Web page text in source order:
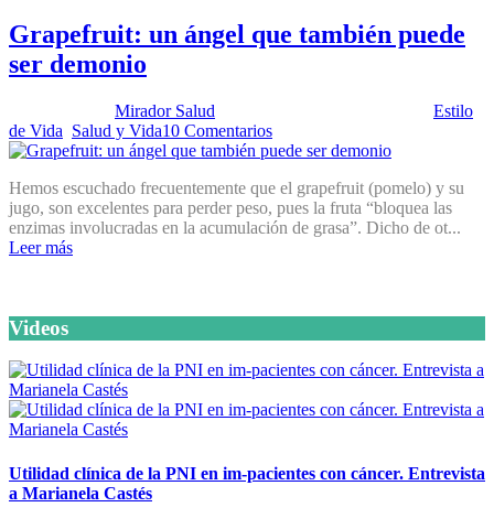
Grapefruit: un ángel que también puede
ser demonio
Mirador Salud
Estilo
de Vida Salud y Vida10 Comentarios
Hemos escuchado frecuentemente que el grapefruit (pomelo) y su
jugo, son excelentes para perder peso, pues la fruta “bloquea las
enzimas involucradas en la acumulación de grasa”. Dicho de ot...
Leer más
Videos
Utilidad clínica de la PNI en im-pacientes con cáncer. Entrevista
a Marianela Castés